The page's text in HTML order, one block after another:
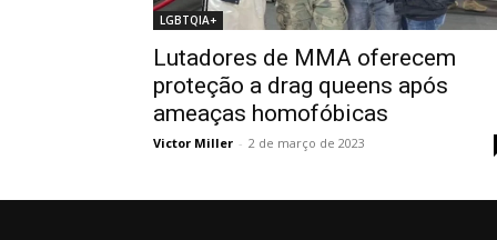
LGBTQIA+
Lutadores de MMA oferecem
proteção a drag queens após
ameaças homofóbicas
Victor Miller - 2 de março de 2023